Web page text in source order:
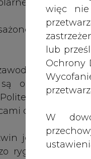
więc nie
lub
Ochrony
W
i załoganci.
są w koła
łodzi
o 6 minut
jednostki,
rygorystyczne